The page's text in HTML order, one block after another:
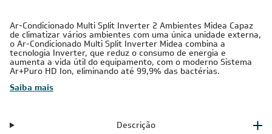
Ar-Condicionado Multi Split Inverter 2 Ambientes Midea Capaz
de climatizar vários ambientes com uma única unidade externa,
o Ar-Condicionado Multi Split Inverter Midea combina a
tecnologia Inverter, que reduz o consumo de energia e
aumenta a vida útil do equipamento, com o moderno Sistema
Ar+Puro HD Ion, eliminando até 99,9% das bactérias.
Saiba mais
Descrição